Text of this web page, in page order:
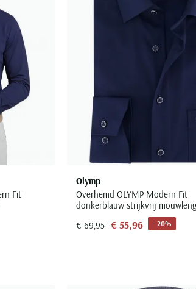
Fit
Olymp
Overhemd OLYMP Modern Fit
donkerblauw strijkvrij
€ 69,95 € 55,96 - 20%